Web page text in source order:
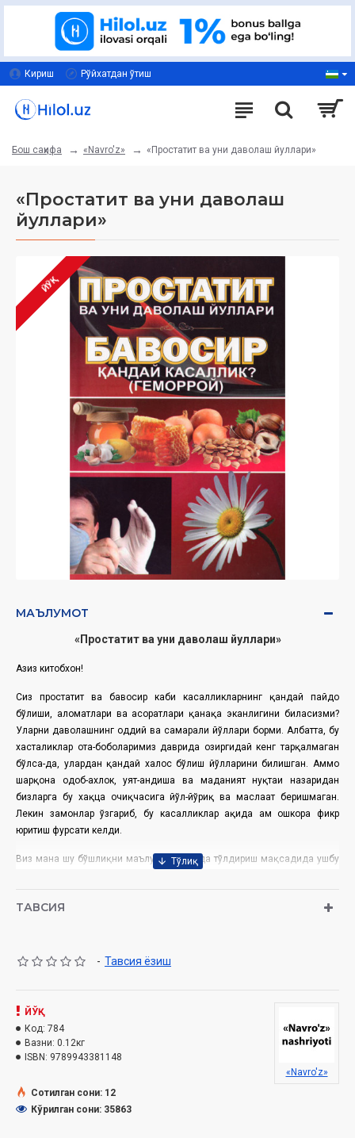
Кириш Рўйхатдан ўтиш
Бош саҳифа «Navro'z» «Простатит ва уни даволаш йуллари»
«Простатит ва уни даволаш
йуллари»
ЙЎҚ
МАЪЛУМОТ
«Простатит ва уни даволаш йуллари»
Азиз китобхон!
Сиз простатит ва бавосир каби касалликларнинг қандай пайдо
бўлиши, аломатлари ва асоратлари қанақа эканлигини биласизми?
Уларни даволашнинг оддий ва самарали йўллари борми. Албатта, бу
хасталиклар ота-боболаримиз даврида ҳозиргидай кенг тарқалмаган
бўлса-да, улардан қандай халос бўлиш йўлларини билишган. Аммо
шарқона одоб-ахлок, уят-андиша ва маданият нуқтаи назаридан
бизларга бу хақца очиқчасига йўл-йўриқ ва маслаҳат беришмаган.
Лекин замонлар ўзгариб, бу касалликлар ҳақида ҳам ошкора фикр
юритиш фурсати келди.
Виз мана шу бўшлиқни маълум даражада тўлдириш мақсадида ушбу
юритишга ҳаракат қилдик. Зеро, бу дунёда ҳар бир инсоннинг сиҳат-
Номи:
Нашриёт:
Сана: 2015 йил
Ҳажми: 176бет
Ўлчами:
60×84 1/16
Муқоваси:
юмшоқ
ТАВСИЯ
- Тавсия ёзиш
ЙЎҚ
Код: 784
Вазни: 0.12кг
ISBN: 9789943381148
«Navro'z»
Сотилган сони: 12
Кўрилган сони: 35863